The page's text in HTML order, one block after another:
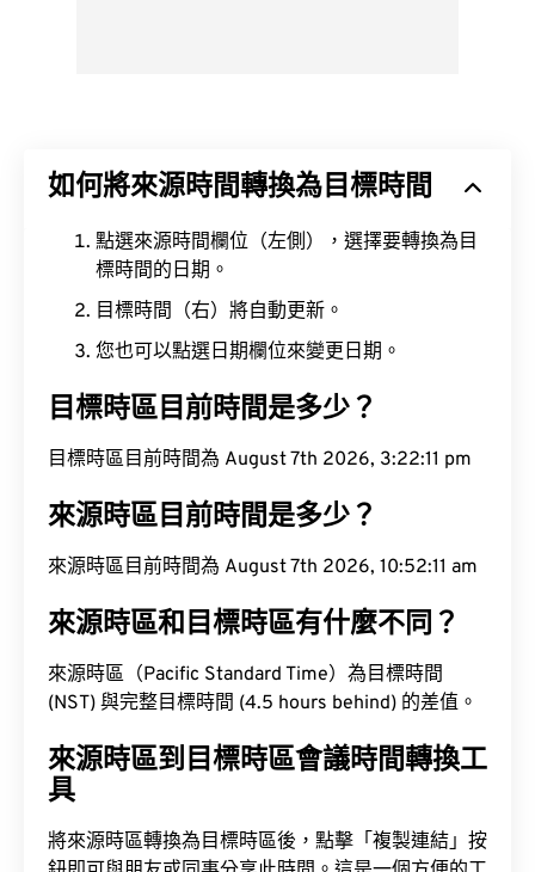
如何將來源時間轉換為目標時間
點選來源時間欄位（左側），選擇要轉換為目
標時間的日期。
目標時間（右）將自動更新。
您也可以點選日期欄位來變更日期。
目標時區目前時間是多少？
目標時區目前時間為 August 7th 2026, 3:22:12 pm
來源時區目前時間是多少？
來源時區目前時間為 August 7th 2026, 10:52:12 am
來源時區和目標時區有什麼不同？
來源時區（Pacific Standard Time）為目標時間
(NST) 與完整目標時間 (4.5 hours behind) 的差值。
來源時區到目標時區會議時間轉換工
具
將來源時區轉換為目標時區後，點擊「複製連結」按